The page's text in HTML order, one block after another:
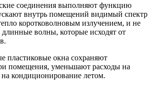
соединения выполняют функцию
внутрь помещений видимый спектр
коротковолновым излучением, и не
волны, которые исходят от
пластиковые окна сохраняют
помещения, уменьшают расходы на
кондиционирование летом.